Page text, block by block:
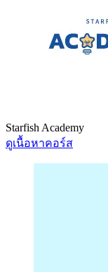
Starfish Academy
ดูเนื้อหาคอร์ส